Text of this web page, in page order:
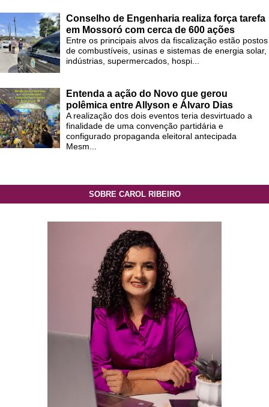
Conselho de Engenharia realiza força tarefa
em Mossoró com cerca de 600 ações
Entre os principais alvos da fiscalização estão postos
de combustíveis, usinas e sistemas de energia solar,
indústrias, supermercados, hospi...
Entenda a ação do Novo que gerou
polêmica entre Allyson e Álvaro Dias
A realização dos dois eventos teria desvirtuado a
finalidade de uma convenção partidária e
configurado propaganda eleitoral antecipada
Mesm...
SOBRE CAROL RIBEIRO